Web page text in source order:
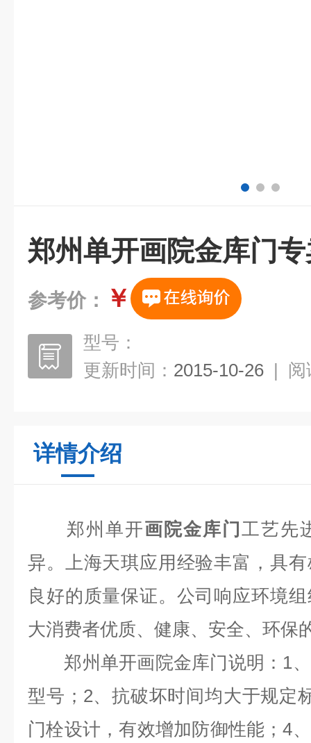
郑州单开画院金库门
参考价： ￥
型号：
更新时间： 2015-10-26 | 阅
详情介绍
郑州单开画院金库门 工艺先
异。上海天琪应用经验丰富，具
良好的质量保证。公司响应环境
大消费者优质、健康、安全、环保
郑州单开画院金库门说明： 1
型号； 2、抗破坏时间均大于规定
门栓设计，有效增加防御性能；4